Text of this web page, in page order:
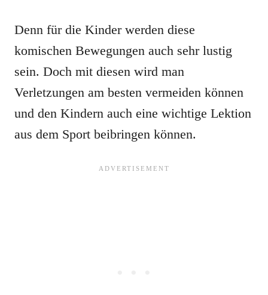
Denn für die Kinder werden diese
komischen Bewegungen auch sehr lustig
sein. Doch mit diesen wird man
Verletzungen am besten vermeiden können
und den Kindern auch eine wichtige Lektion
aus dem Sport beibringen können.